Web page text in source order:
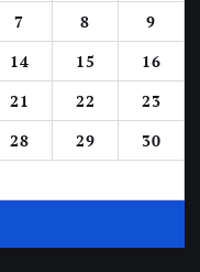
7 8
9
14 15
16
21 22
23
28 29
30